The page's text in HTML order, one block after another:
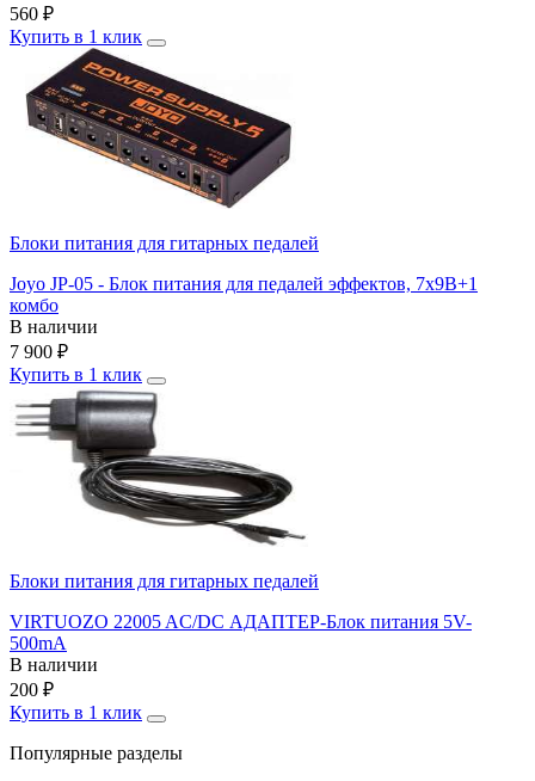
560 ₽
Купить в 1 клик
Блоки питания для гитарных педалей
Joyo JP-05 - Блок питания для педалей эффектов, 7х9В+1
комбо
В наличии
7 900 ₽
Купить в 1 клик
Блоки питания для гитарных педалей
VIRTUOZO 22005 AC/DC АДАПТЕР-Блок питания 5V-
500mA
В наличии
200 ₽
Купить в 1 клик
Популярные разделы